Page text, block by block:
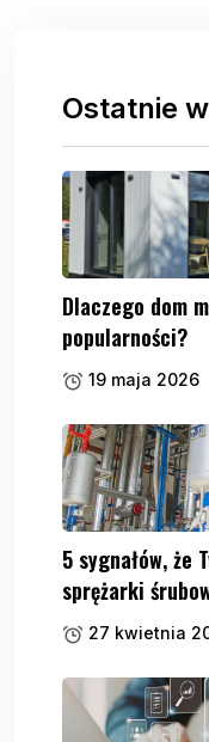
Ostatnie
Dlaczego dom
popularności?
19 maja 2026
5 sygnałów, że
sprężarki
27 kwietnia